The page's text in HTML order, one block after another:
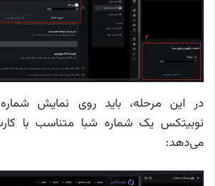
در این مرحله، باید روی نمایش
نوبیتکس یک شماره شبا متناسب با
می‌دهد: